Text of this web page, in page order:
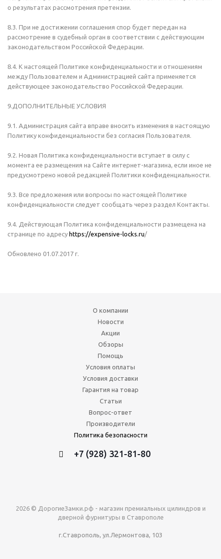
о результатах рассмотрения претензии.
8.3. При не достижении соглашения спор будет передан на
рассмотрение в судебный орган в соответствии с действующим
законодательством Российской Федерации.
8.4. К настоящей Политике конфиденциальности и отношениям
между Пользователем и Администрацией сайта применяется
действующее законодательство Российской Федерации.
9.ДОПОЛНИТЕЛЬНЫЕ УСЛОВИЯ
9.1. Администрация сайта вправе вносить изменения в настоящую
Политику конфиденциальности без согласия Пользователя.
9.2. Новая Политика конфиденциальности вступает в силу с
момента ее размещения на Сайте интернет-магазина, если иное не
предусмотрено новой редакцией Политики конфиденциальности.
9.3. Все предложения или вопросы по настоящей Политике
конфиденциальности следует сообщать через раздел Контакты.
9.4. Действующая Политика конфиденциальности размещена на
странице по адресу https://expensive-locks.ru/
Обновлено 01.07.2017 г.
О компании
Новости
Акции
Обзоры
Помощь
Условия оплаты
Условия доставки
Гарантия на товар
Статьи
Вопрос-ответ
Производители
Политика безопасности
+7 (928) 321-81-80
2026 © ДорогиеЗамки.рф - магазин премиальных цилиндров и
дверной фурнитуры в Ставрополе
г.Ставрополь, ул.Лермонтова, 103